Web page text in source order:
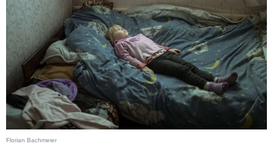
Florian Bachmeier